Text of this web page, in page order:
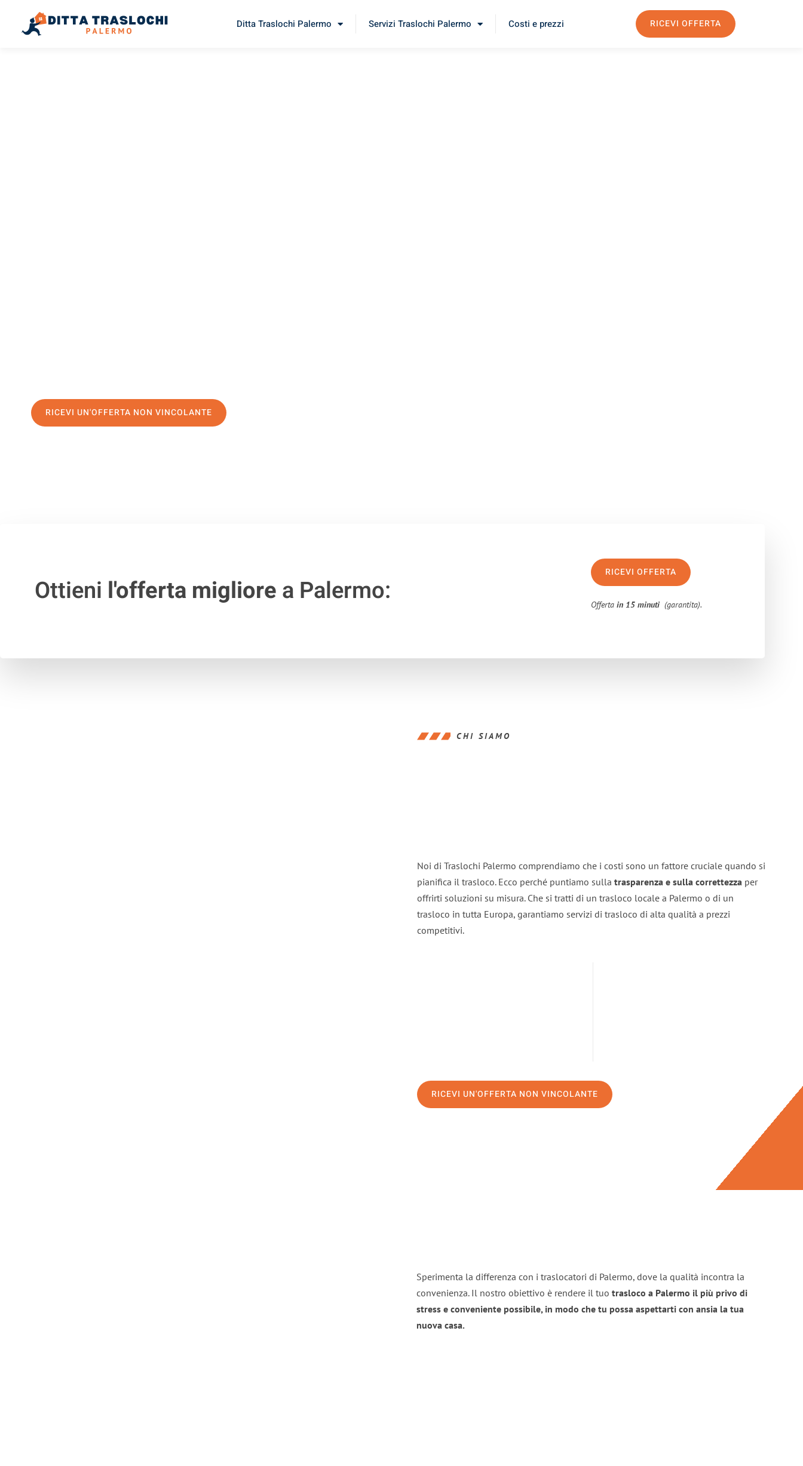
Ditta Traslochi Palermo Servizi Traslochi Palermo Costi e prezzi RICEVI OFFERTA
RICEVI UN'OFFERTA NON VINCOLANTE
Ottieni l'offerta migliorea Palermo:
RICEVI OFFERTA
Offertain 15 minuti (garantita).
CHI SIAMO
Noi di Traslochi Palermo comprendiamo che i costi sono un fattore cruciale quando si
pianifica il trasloco. Ecco perché puntiamo sulla trasparenza e sulla correttezza per
offrirti soluzioni su misura. Che si tratti di un trasloco locale a Palermo o di un
trasloco in tutta Europa, garantiamo servizi di trasloco di alta qualità a prezzi
competitivi.
RICEVI UN'OFFERTA NON VINCOLANTE
Sperimenta la differenza con i traslocatori di Palermo, dove la qualità incontra la
convenienza. Il nostro obiettivo è rendere il tuo trasloco a Palermo il più privo di
stress e conveniente possibile, in modo che tu possa aspettarti con ansia la tua
nuova casa.